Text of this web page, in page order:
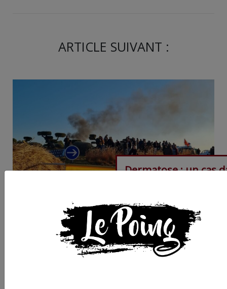
ARTICLE SUIVANT :
Dermatose : un cas
blocage continu à
Vendargues, action à
venir vers Béziers